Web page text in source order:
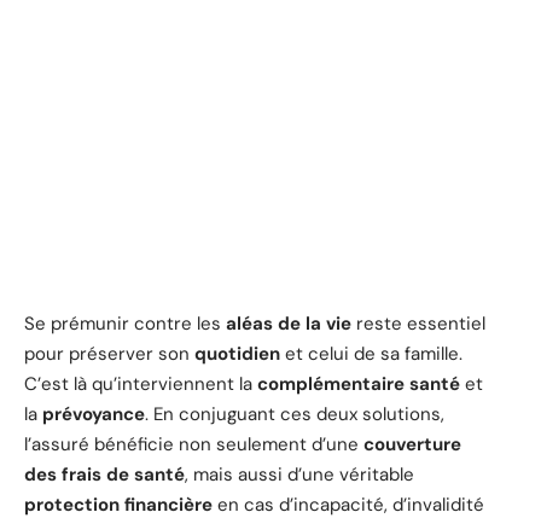
Se prémunir contre les aléas de la vie reste essentiel
pour préserver son quotidien et celui de sa famille.
C’est là qu’interviennent la complémentaire santé et
la prévoyance. En conjuguant ces deux solutions,
l’assuré bénéficie non seulement d’une couverture
des frais de santé, mais aussi d’une véritable
protection financière en cas d’incapacité, d’invalidité